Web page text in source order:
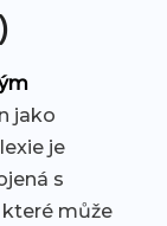
jako
je
s
může